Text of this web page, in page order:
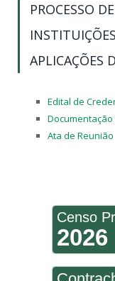
PROCESSO
APLICAÇÕES
Edital de
Ata de Reunião
Censo
2026